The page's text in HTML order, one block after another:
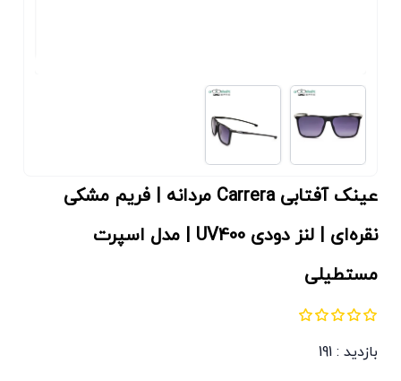
عینک آفتابی Carrera مردانه | فریم مشکی‌
نقره‌ای | لنز دودی UV400 | مدل اسپرت
مستطیلی
بازدید : 191